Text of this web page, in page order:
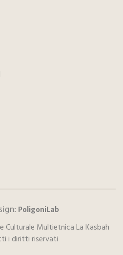
PoligoniLab
Multietnica La Kasbah
i diritti riservati